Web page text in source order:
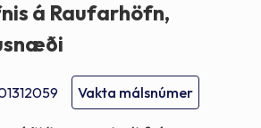
á Raufarhöfn,
Vakta málsnúmer